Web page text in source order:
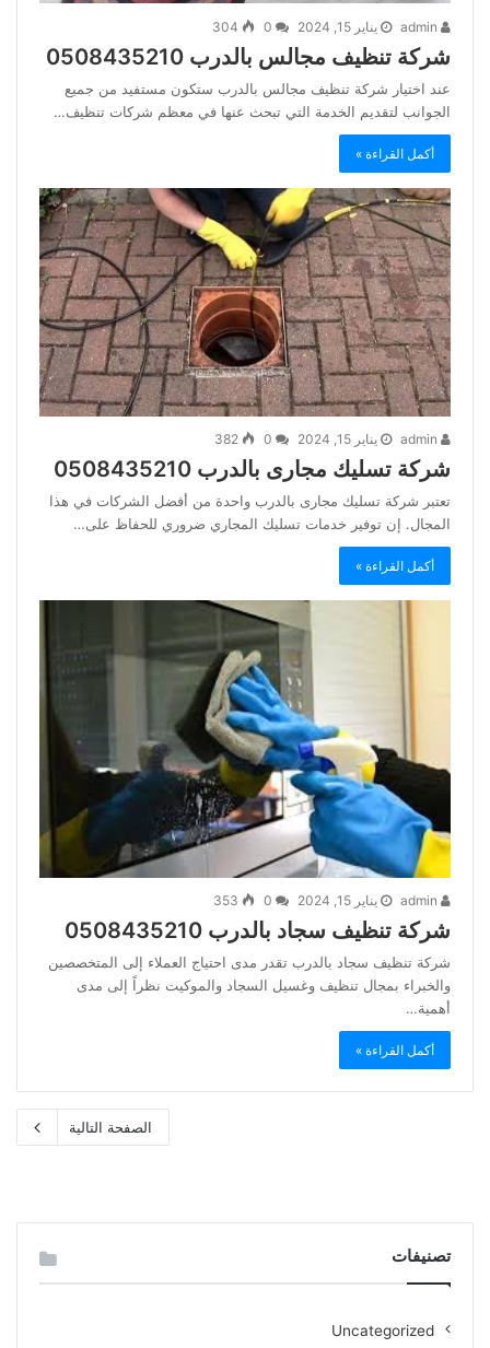
يناير 15, 2024 304
شركة تنظيف مجالس بالدرب 0508435210
عند اختيار شركة تنظيف مجالس بالدرب ستكون مستفيد من جميع
الجوانب لتقديم الخدمة التي تبحث عنها في معظم شركات تنظيف…
أكمل القراءة »
يناير 15, 2024 382
شركة تسليك مجارى بالدرب 0508435210
تعتبر شركة تسليك مجارى بالدرب واحدة من أفضل الشركات في هذا
المجال. إن توفير خدمات تسليك المجاري ضروري للحفاظ على…
أكمل القراءة »
يناير 15, 2024 353
شركة تنظيف سجاد بالدرب 0508435210
شركة تنظيف سجاد بالدرب تقدر مدى احتياج العملاء إلى المتخصصين
والخبراء بمجال تنظيف وغسيل السجاد والموكيت نظراً إلى مدى
أهمية…
أكمل القراءة »
الصفحة التالية
تصنيفات
Uncategorized